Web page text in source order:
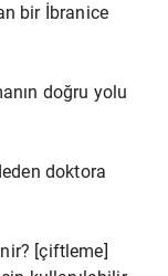
bir İbranice
doğru yolu
doktora
[çiftleme]